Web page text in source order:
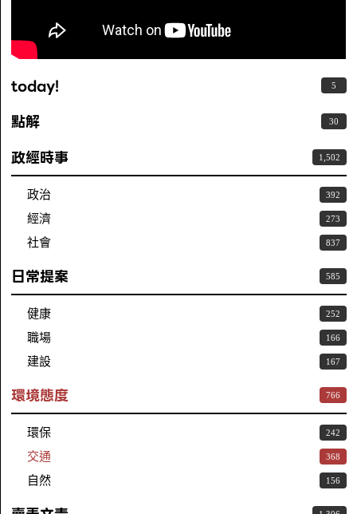
today! 5
點解 30
政經時事 1,502
政治 392
經濟 273
社會 837
日常提案 585
健康 252
職場 166
建設 167
環境態度 766
環保 242
交通 368
自然 156